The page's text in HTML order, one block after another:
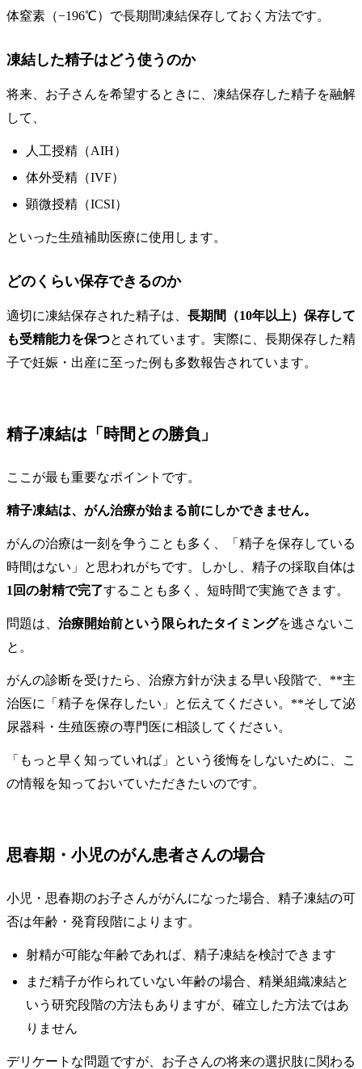
体窒素（−196℃）で長期間凍結保存しておく方法です。
凍結した精子はどう使うのか
将来、お子さんを希望するときに、凍結保存した精子を融解
して、
人工授精（AIH）
体外受精（IVF）
顕微授精（ICSI）
といった生殖補助医療に使用します。
どのくらい保存できるのか
適切に凍結保存された精子は、 長期間（10年以上）保存して
も受精能力を保つとされています。実際に、長期保存した精
子で妊娠・出産に至った例も多数報告されています。
精子凍結は「時間との勝負」
ここが最も重要なポイントです。
精子凍結は、がん治療が始まる前にしかできません。
がんの治療は一刻を争うことも多く、「精子を保存している
時間はない」と思われがちです。しかし、精子の採取自体は
1回の射精で完了することも多く、短時間で実施できます。
問題は、 治療開始前という限られたタイミングを逃さないこ
と。
がんの診断を受けたら、治療方針が決まる早い段階で、**主
治医に「精子を保存したい」と伝えてください。**そして泌
尿器科・生殖医療の専門医に相談してください。
「もっと早く知っていれば」という後悔をしないために、こ
の情報を知っておいていただきたいのです。
思春期・小児のがん患者さんの場合
小児・思春期のお子さんががんになった場合、精子凍結の可
否は年齢・発育段階によります。
射精が可能な年齢であれば、精子凍結を検討できます
まだ精子が作られていない年齢の場合、精巣組織凍結と
いう研究段階の方法もありますが、確立した方法ではあ
りません
デリケートな問題ですが、お子さんの将来の選択肢に関わる